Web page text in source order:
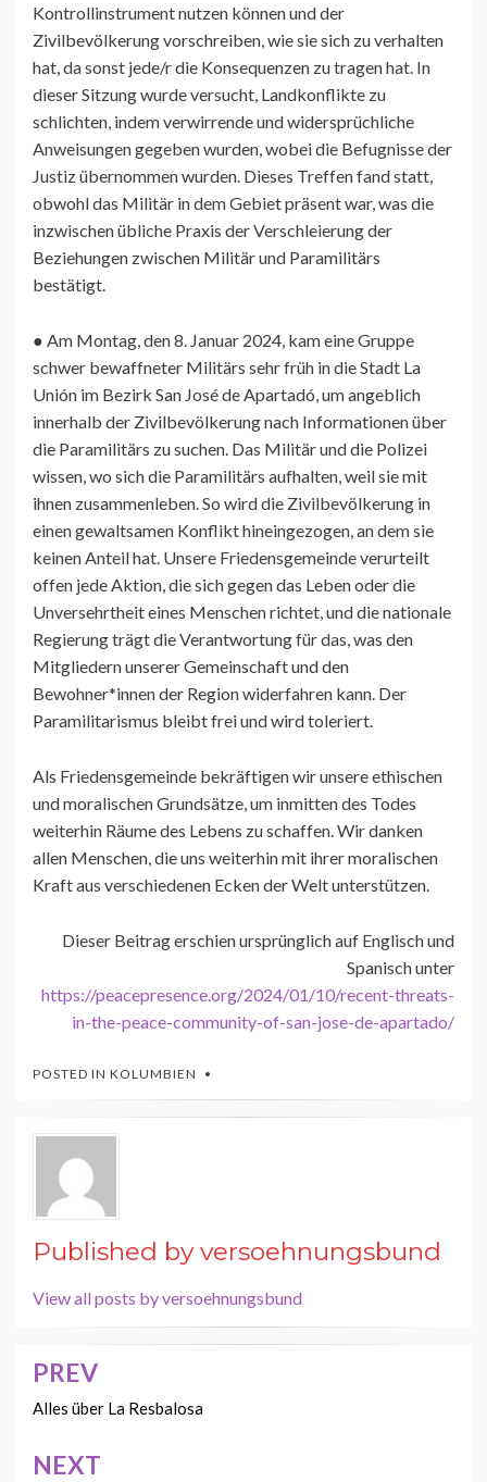
Kontrollinstrument nutzen können und der
Zivilbevölkerung vorschreiben, wie sie sich zu verhalten
hat, da sonst jede/r die Konsequenzen zu tragen hat. In
dieser Sitzung wurde versucht, Landkonflikte zu
schlichten, indem verwirrende und widersprüchliche
Anweisungen gegeben wurden, wobei die Befugnisse der
Justiz übernommen wurden. Dieses Treffen fand statt,
obwohl das Militär in dem Gebiet präsent war, was die
inzwischen übliche Praxis der Verschleierung der
Beziehungen zwischen Militär und Paramilitärs
bestätigt.
● Am Montag, den 8. Januar 2024, kam eine Gruppe
schwer bewaffneter Militärs sehr früh in die Stadt La
Unión im Bezirk San José de Apartadó, um angeblich
innerhalb der Zivilbevölkerung nach Informationen über
die Paramilitärs zu suchen. Das Militär und die Polizei
wissen, wo sich die Paramilitärs aufhalten, weil sie mit
ihnen zusammenleben. So wird die Zivilbevölkerung in
einen gewaltsamen Konflikt hineingezogen, an dem sie
keinen Anteil hat. Unsere Friedensgemeinde verurteilt
offen jede Aktion, die sich gegen das Leben oder die
Unversehrtheit eines Menschen richtet, und die nationale
Regierung trägt die Verantwortung für das, was den
Mitgliedern unserer Gemeinschaft und den
Bewohner*innen der Region widerfahren kann. Der
Paramilitarismus bleibt frei und wird toleriert.
Als Friedensgemeinde bekräftigen wir unsere ethischen
und moralischen Grundsätze, um inmitten des Todes
weiterhin Räume des Lebens zu schaffen. Wir danken
allen Menschen, die uns weiterhin mit ihrer moralischen
Kraft aus verschiedenen Ecken der Welt unterstützen.
Dieser Beitrag erschien ursprünglich auf Englisch und
Spanisch unter
https://peacepresence.org/2024/01/10/recent-threats-
in-the-peace-community-of-san-jose-de-apartado/
POSTED IN KOLUMBIEN
Published byversoehnungsbund
View all posts by versoehnungsbund
Beitragsnavigation
PREV
Alles über La Resbalosa
NEXT